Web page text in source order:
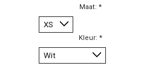
Maat: *
Kleur: *